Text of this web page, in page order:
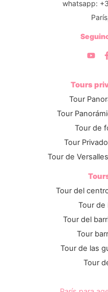
whatsapp:
Tours
Tour
Tour
Tour de
Tour
Tour de
Tour del
Tour de
Tour del
Tour
Tour de las
Tour